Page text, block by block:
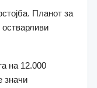
Планот за
на 12.000
значи